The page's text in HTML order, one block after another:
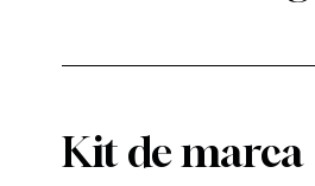
Kit de marca